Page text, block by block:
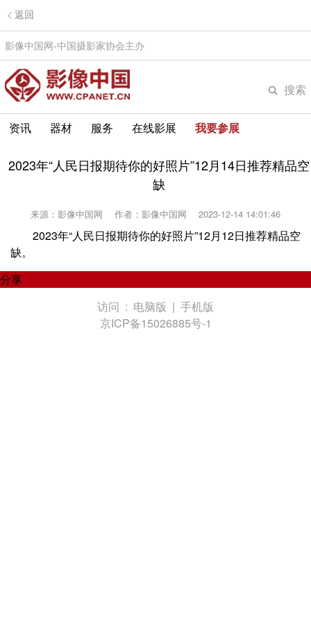
返回
影像中国网-中国摄影家协会主办
搜索
资讯 器材 服务 在线影展 我要参展
2023年“人民日报期待你的好照片”12月14日推荐精品空
缺
来源：影像中国网 作者：影像中国网 2023-12-14 14:01:46
2023年“人民日报期待你的好照片”12月12日推荐精品空
缺。
分享
访问 : 电脑版 | 手机版
京ICP备15026885号-1